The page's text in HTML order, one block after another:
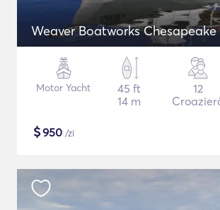
Weaver Boatworks Chesapeake
Motor Yacht
45 ft
14 m
12
$950 /zi